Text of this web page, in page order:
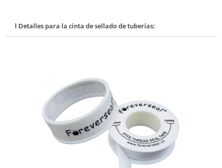
l Detalles para la cinta de sellado de tuberías: